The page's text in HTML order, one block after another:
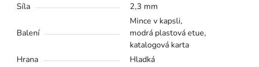
Síla
2,3 mm
Balení
Mince v kapsli,
modrá plastová etue,
katalogová karta
Hrana
Hladká